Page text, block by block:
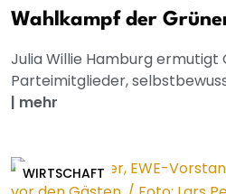
Wahlkampf der
Julia Willie Hamburg ermutigt
Parteimitglieder,
| mehr
WIRTSCHAFT